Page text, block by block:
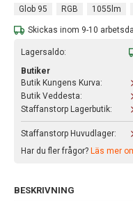
Glob 95 RGB 1055lm
Skickas inom 9-10
Lagersaldo:
Butiker
Butik Kungens Kurva:
Butik Veddesta:
Staffanstorp Lagerbutik:
Staffanstorp Huvudlager:
Har du fler frågor? Läs mer
BESKRIVNING